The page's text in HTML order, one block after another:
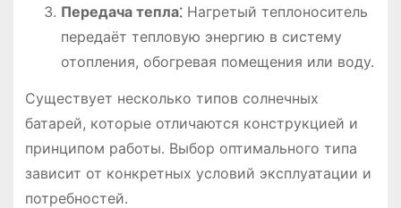
Передача тепла⁚Нагретый теплоноситель
передаёт тепловую энергию в систему
отопления, обогревая помещения или воду.
Существует несколько типов солнечных
батарей, которые отличаются конструкцией и
принципом работы. Выбор оптимального типа
зависит от конкретных условий эксплуатации и
потребностей.